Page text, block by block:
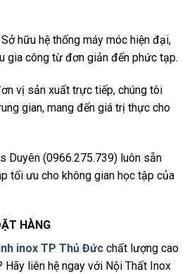
hữu hệ thống máy móc hiện đại,
gia công từ đơn giản đến phức tạp.
vị sản xuất trực tiếp, chúng tôi
gian, mang đến giá trị thực cho
Duyên (0966.275.739) luôn sẵn
tối ưu cho không gian học tập của
HÀNG
inox TP Thủ Đức chất lượng cao
Hãy liên hệ ngay với Nội Thất Inox